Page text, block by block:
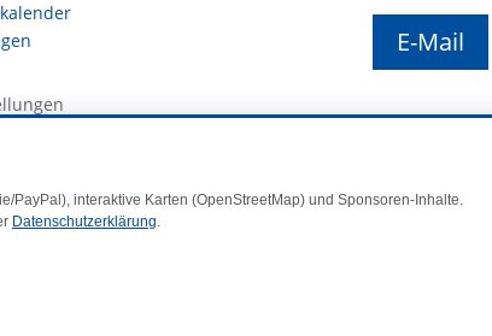
E-Mail
– A. + D. Klee GbR
interaktive Karten (OpenStreetMap) und Sponsoren-Inhalte.
Datenschutzerklärung.